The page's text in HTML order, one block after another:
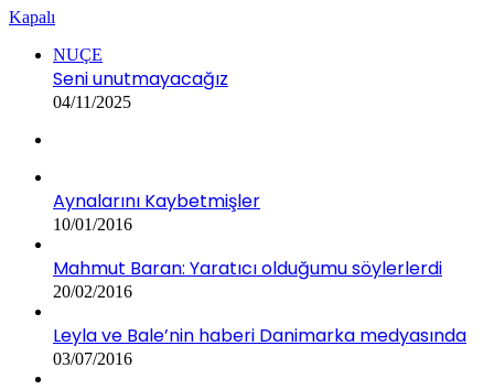
Kapalı
NUÇE
Seni unutmayacağız
04/11/2025
Aynalarını Kaybetmişler
10/01/2016
Mahmut Baran: Yaratıcı olduğumu söylerlerdi
20/02/2016
Leyla ve Bale’nin haberi Danimarka medyasında
03/07/2016